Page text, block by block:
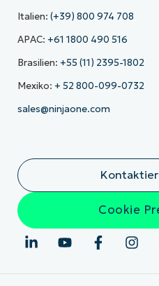
Italien: (+39) 800 974 708
APAC: +61 1800 490 516
Brasilien: +55 (11) 2395-1802
Mexiko: + 52 800-099-0732
sales@ninjaone.com
Cookie